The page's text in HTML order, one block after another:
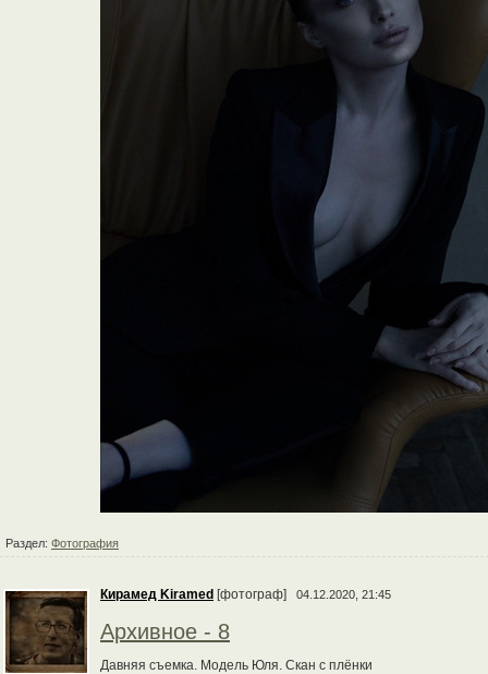
Раздел: Фотография
Кирамед Kiramed [фотограф] 04.12.2020, 21:45
Архивное - 8
Давняя съемка. Модель Юля. Скан с плёнки